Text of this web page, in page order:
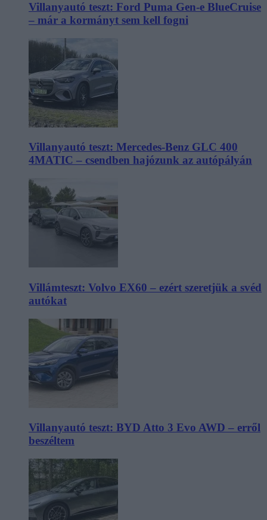
Villanyautó teszt: Ford Puma Gen-e BlueCruise
– már a kormányt sem kell fogni
Villanyautó teszt: Mercedes-Benz GLC 400
4MATIC – csendben hajózunk az autópályán
Villámteszt: Volvo EX60 – ezért szeretjük a svéd
autókat
Villanyautó teszt: BYD Atto 3 Evo AWD – erről
beszéltem